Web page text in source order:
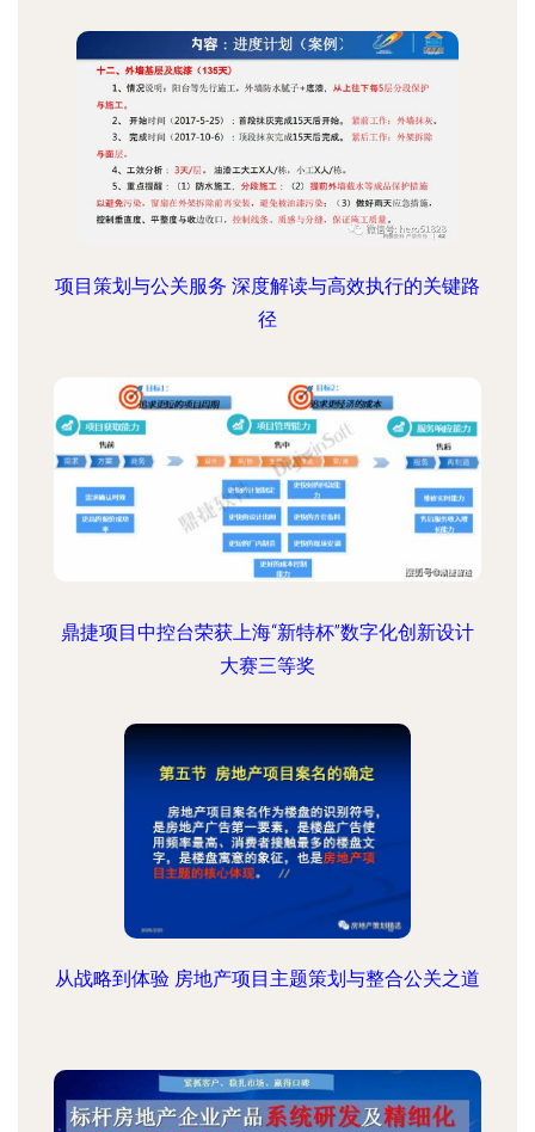
项目策划与公关服务 深度解读与高效执行的关键路
径
鼎捷项目中控台荣获上海“新特杯”数字化创新设计
大赛三等奖
从战略到体验 房地产项目主题策划与整合公关之道